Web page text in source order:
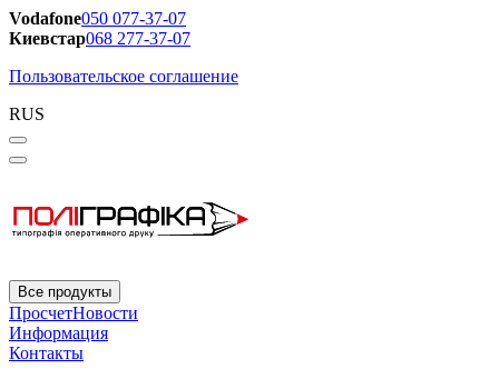
Vodafone050 077-37-07
Киевстар068 277-37-07
Пользовательское соглашение
RUS
Все продукты
ПросчетНовости
Информация
Контакты